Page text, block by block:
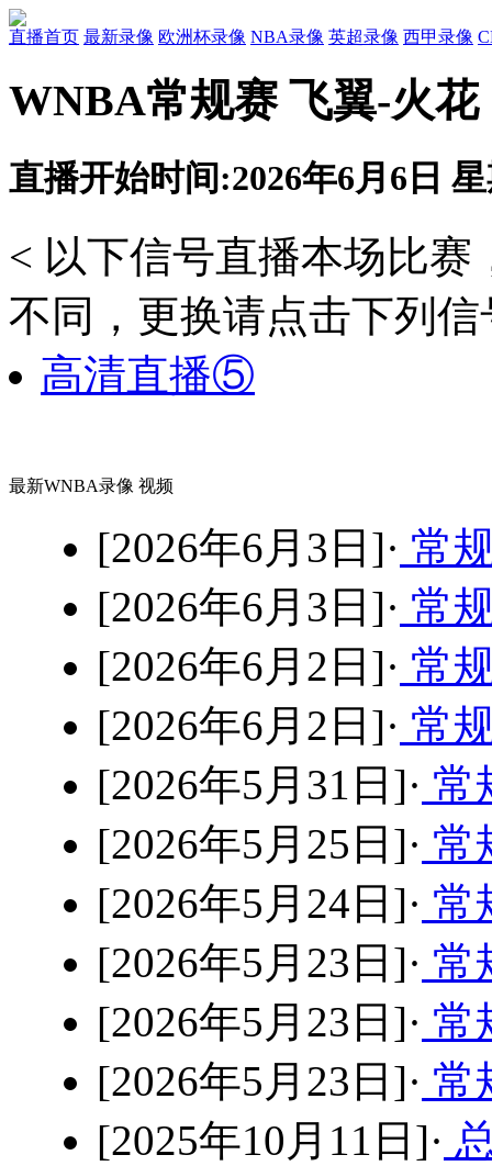
直播首页 最新录像 欧洲杯录像 NBA录像 英超录像 西甲录像
WNBA常规赛 飞翼-火花
直播开始时间:2026年6月6日
< 以下信号直播本场比
不同，更换请点击下列信
高清直播⑤
最新WNBA录像 视频
[2026年6月3日]· 常
[2026年6月3日]· 常
[2026年6月2日]· 常
[2026年6月2日]· 常
[2026年5月31日]· 常
[2026年5月25日]· 常
[2026年5月24日]· 常
[2026年5月23日]· 常
[2026年5月23日]· 常
[2026年5月23日]· 常
[2025年10月11日]·